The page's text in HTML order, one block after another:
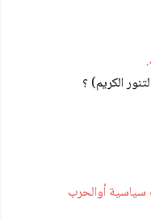
أوالحرب